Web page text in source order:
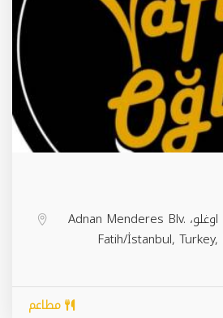
Molla Gürani, يافي اوغلو، Adnan Menderes Blv.
مطاعم